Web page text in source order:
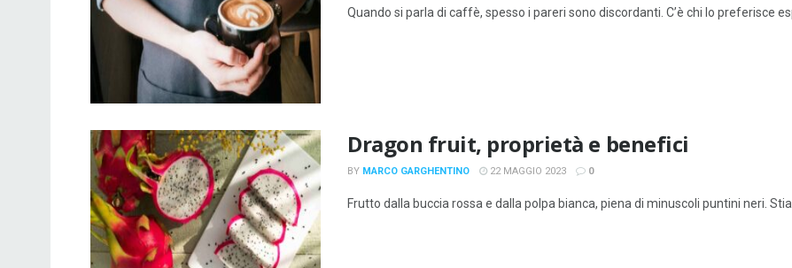
Quando si parla di caffè, spesso i pareri sono discordanti. C’è chi lo preferisce
Dragon fruit, proprietà e benefici
BY MARCO GARGHENTINO 22 MAGGIO 2023 0
Frutto dalla buccia rossa e dalla polpa bianca, piena di minuscoli puntini neri.